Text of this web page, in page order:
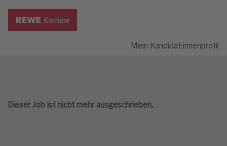
Mein Kandidat:innenprofil
Dieser Job ist nicht mehr ausgeschrieben.